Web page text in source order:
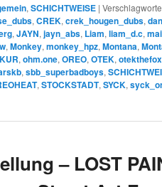
, SCHICHTWEISE |
, CREK, crek_hougen_dubs,
, JAYN, jayn_abs, Liam, liam_d.c,
, Monkey, monkey_hpz, Montana,
, ohm.one, OREO, OTEK, otekthefox
, sbb_superbadboys,
, STOCKSTADT, SYCK,
– LOST